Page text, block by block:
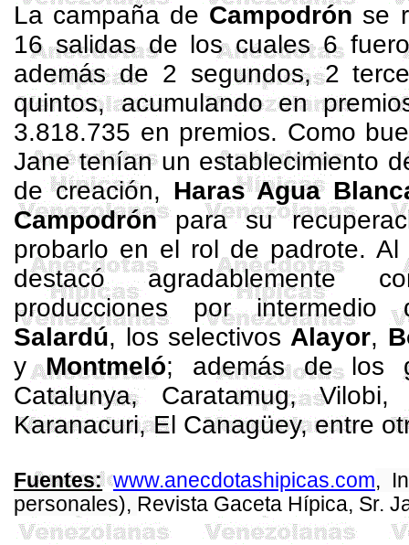
La campaña de Campodrón se
16 salidas de los cuales 6
además de 2 segundos, 2
quintos, acumulando en
3.818.735 en premios. Como
Jane teníanun establecimiento
de creación, Haras Agua
Campodrónpara su
probarlo en el rol de padrote.
destacó agradablemente
producciones por intermedio
Salardú, los selectivosAlayor,
yMontmeló; además de los
Catalunya, Caratamug,Vilobi
Karanacuri, El Canagüey, entre
Fuentes: www.anecdotashipicas.com,
personales), Revista Gaceta Hípica, Sr.